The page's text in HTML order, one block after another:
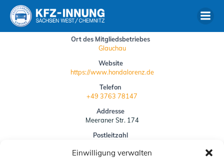
Einwilligung verwalten
Ort des Mitgliedsbetriebes
Glauchau
Website
https://www.hondalorenz.de
Telefon
+49 3763 78147
Addresse
Meeraner Str. 174
Postleitzahl